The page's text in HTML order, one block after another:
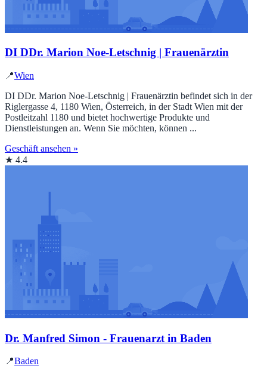
DI DDr. Marion Noe-Letschnig | Frauenärztin
📍Wien
DI DDr. Marion Noe-Letschnig | Frauenärztin befindet sich in der
Riglergasse 4, 1180 Wien, Österreich, in der Stadt Wien mit der
Postleitzahl 1180 und bietet hochwertige Produkte und
Dienstleistungen an. Wenn Sie möchten, können ...
Geschäft ansehen »
★ 4.4
Dr. Manfred Simon - Frauenarzt in Baden
📍Baden